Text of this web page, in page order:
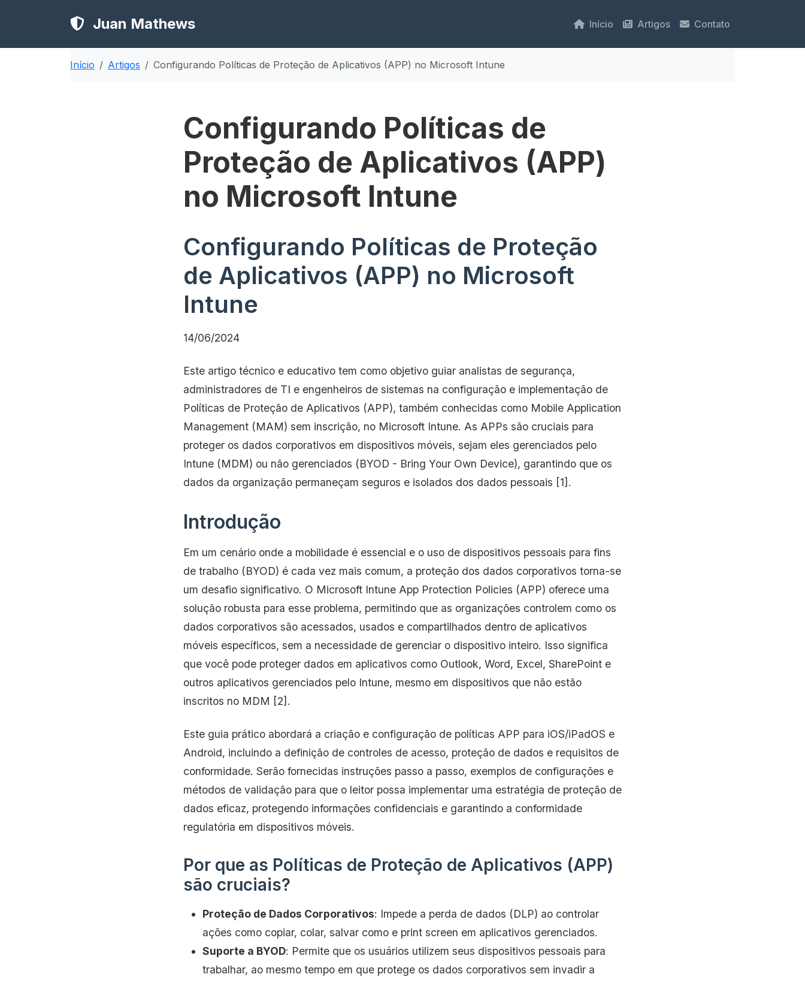
Juan Mathews Início Artigos Contato
Início Artigos Configurando Políticas de Proteção de Aplicativos (APP) no Microsoft Intune
Configurando Políticas de
Proteção de Aplicativos (APP)
no Microsoft Intune
Configurando Políticas de Proteção
de Aplicativos (APP) no Microsoft
Intune
14/06/2024
Este artigo técnico e educativo tem como objetivo guiar analistas de segurança,
administradores de TI e engenheiros de sistemas na configuração e implementação de
Políticas de Proteção de Aplicativos (APP), também conhecidas como Mobile Application
Management (MAM) sem inscrição, no Microsoft Intune. As APPs são cruciais para
proteger os dados corporativos em dispositivos móveis, sejam eles gerenciados pelo
Intune (MDM) ou não gerenciados (BYOD - Bring Your Own Device), garantindo que os
dados da organização permaneçam seguros e isolados dos dados pessoais [1].
Introdução
Em um cenário onde a mobilidade é essencial e o uso de dispositivos pessoais para fins
de trabalho (BYOD) é cada vez mais comum, a proteção dos dados corporativos torna-se
um desafio significativo. O Microsoft Intune App Protection Policies (APP) oferece uma
solução robusta para esse problema, permitindo que as organizações controlem como os
dados corporativos são acessados, usados e compartilhados dentro de aplicativos
móveis específicos, sem a necessidade de gerenciar o dispositivo inteiro. Isso significa
que você pode proteger dados em aplicativos como Outlook, Word, Excel, SharePoint e
outros aplicativos gerenciados pelo Intune, mesmo em dispositivos que não estão
inscritos no MDM [2].
Este guia prático abordará a criação e configuração de políticas APP para iOS/iPadOS e
Android, incluindo a definição de controles de acesso, proteção de dados e requisitos de
conformidade. Serão fornecidas instruções passo a passo, exemplos de configurações e
métodos de validação para que o leitor possa implementar uma estratégia de proteção de
dados eficaz, protegendo informações confidenciais e garantindo a conformidade
regulatória em dispositivos móveis.
Por que as Políticas de Proteção de Aplicativos (APP)
são cruciais?
Proteção de Dados Corporativos: Impede a perda de dados (DLP) ao controlar
ações como copiar, colar, salvar como e print screen em aplicativos gerenciados.
Suporte a BYOD: Permite que os usuários utilizem seus dispositivos pessoais para
trabalhar, ao mesmo tempo em que protege os dados corporativos sem invadir a